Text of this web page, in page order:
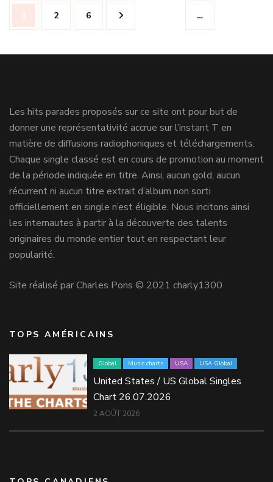
Navigation
des
Page
1 Page
2 …
Page
6
Les hits parades proposés sur ce site ont pour but de
donner une représentativité accrue sur l’instant T en
matière de diffusions radiophoniques et téléchargements.
Chaque single classé est en cours de promotion au moment
de la période indiquée en titre. Ainsi, aucun gold, aucun
récurrent ni aucun titre extrait d’album non sorti
officiellement en single n’est éligible. Nous incitons ainsi
les internautes à partir à la découverte des talents
originaires du monde entier tout en respectant leur
popularité.
Site réalisé par Charles Pons © 2021 charly1300
TOPS AMÉRICAINS
Global Music charts USA USA Global
United States / US Global Singles
Chart 26.07.2026
2 AOÛT 2026